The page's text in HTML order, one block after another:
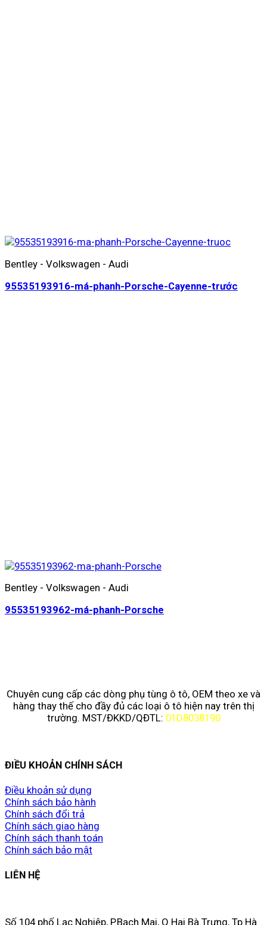
Bentley - Volkswagen - Audi
95535193916-má-phanh-Porsche-Cayenne-trước
Bentley - Volkswagen - Audi
95535193962-má-phanh-Porsche
Chuyên cung cấp các dòng phụ tùng ô tô, OEM theo xe và
hàng thay thế cho đầy đủ các loại ô tô hiện nay trên thị
trường. MST/ĐKKD/QĐTL: 01D8038190
ĐIỀU KHOẢN CHÍNH SÁCH
Điều khoản sử dụng
Chính sách bảo hành
Chính sách đổi trả
Chính sách giao hàng
Chính sách thanh toán
Chính sách bảo mật
LIÊN HỆ
Số 104 phố Lạc Nghiệp, P.Bạch Mai, Q.Hai Bà Trưng, Tp.Hà